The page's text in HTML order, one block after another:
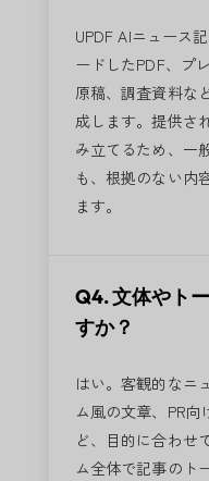
UPDF AIニュース
ードしたPDF、プ
原稿、調査資料な
成します。提供さ
み立てるため、一
も、根拠のない内
ます。
Q4. 文体やト
すか？
はい。客観的なニ
ム風の文章、PR
ど、目的に合わせ
ム全体で記事のト